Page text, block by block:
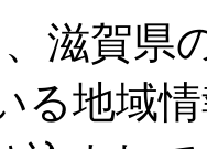
滋賀県
る地域